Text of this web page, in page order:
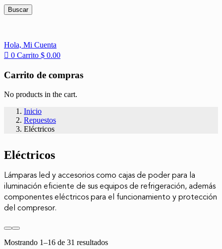
Buscar
Hola, Mi Cuenta
0 Carrito $ 0.00
Carrito de compras
No products in the cart.
Inicio
Repuestos
Eléctricos
Eléctricos
Lámparas led y accesorios como cajas de poder para la
iluminación eficiente de sus equipos de refrigeración, además
componentes eléctricos para el funcionamiento y protección
del compresor.
Mostrando 1–16 de 31 resultados